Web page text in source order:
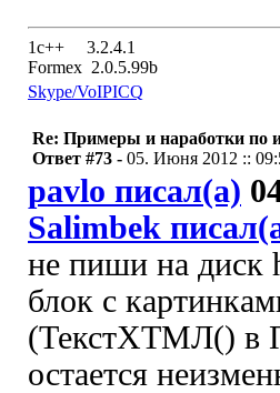
1с++ 3.2.4.1
Formex 2.0.5.99b
Skype/VoIPICQ
Re: Примеры и наработки по
Ответ #73 - 05. Июня 2012 ::
pavlo писал(а)
Salimbek
не пиши на диск
блок с
(ТекстХТМЛ() в
остается